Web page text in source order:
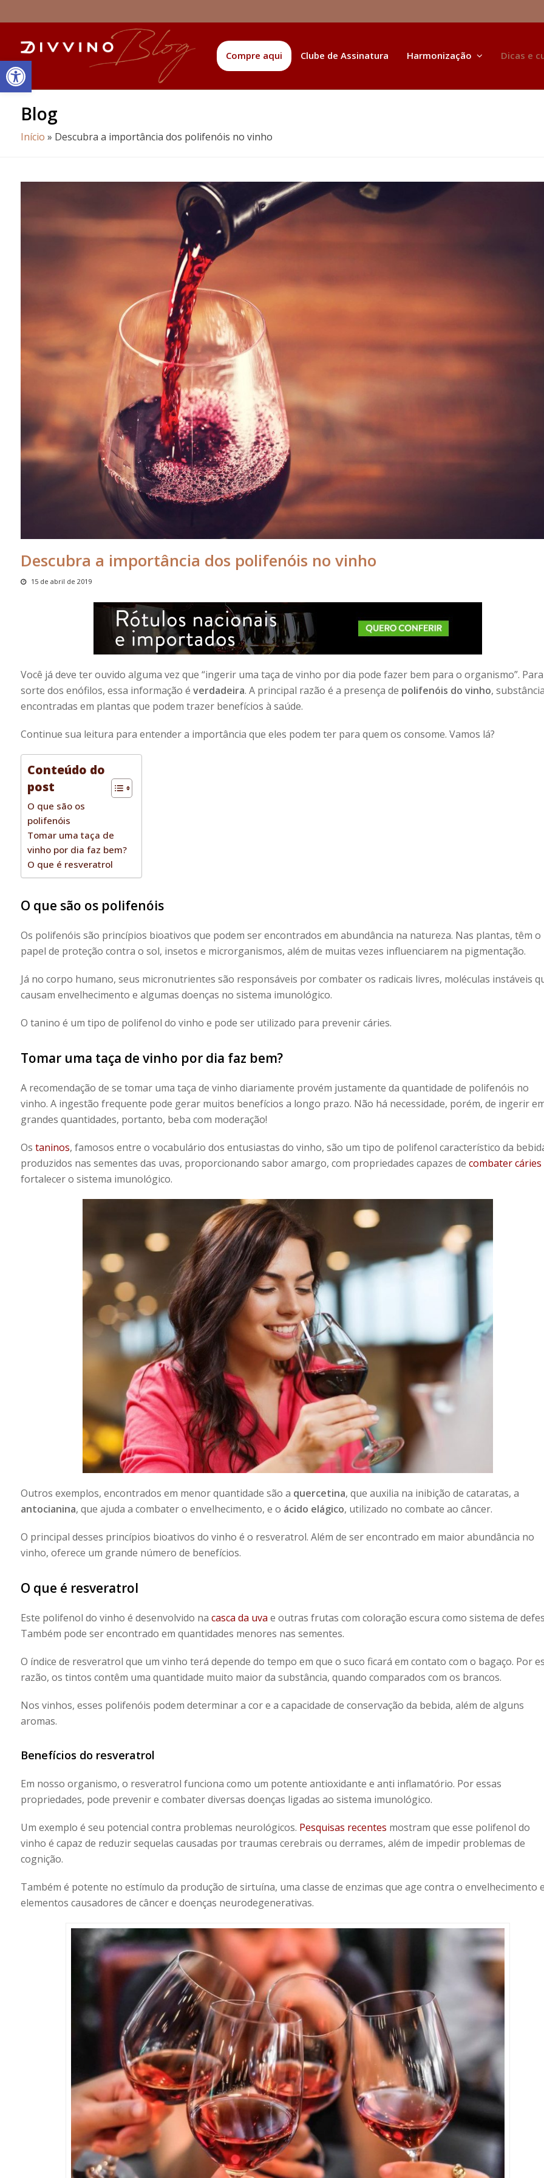
Barra de Ferramentas Aberta Compre aqui Clube de Assinatura Harmonização Dicas e
Blog
Início » Descubra a importância dos polifenóis no vinho
Descubra a importância dos polifenóis no vinho
15 de abril de 2019
Você já deve ter ouvido alguma vez que “ingerir uma taça de vinho por dia pode fazer bem para o organismo”.
sorte dos enófilos, essa informação é verdadeira. A principal razão é a presença de polifenóis do vinho,
encontradas em plantas que podem trazer benefícios à saúde.
Continue sua leitura para entender a importância que eles podem ter para quem os consome. Vamos lá?
Conteúdo do
post
O que são os
polifenóis
Tomar uma taça de
vinho por dia faz bem?
O que é resveratrol
O que são os polifenóis
Os polifenóis são princípios bioativos que podem ser encontrados em abundância na natureza. Nas plantas, têm o
papel de proteção contra o sol, insetos e microrganismos, além de muitas vezes influenciarem na pigmentação.
Já no corpo humano, seus micronutrientes são responsáveis por combater os radicais livres, moléculas instáveis
causam envelhecimento e algumas doenças no sistema imunológico.
O tanino é um tipo de polifenol do vinho e pode ser utilizado para prevenir cáries.
Tomar uma taça de vinho por dia faz bem?
A recomendação de se tomar uma taça de vinho diariamente provém justamente da quantidade de polifenóis no
vinho. A ingestão frequente pode gerar muitos benefícios a longo prazo. Não há necessidade, porém, de ingerir
grandes quantidades, portanto, beba com moderação!
Os taninos, famosos entre o vocabulário dos entusiastas do vinho, são um tipo de polifenol característico da
produzidos nas sementes das uvas, proporcionando sabor amargo, com propriedades capazes de combater cáries
fortalecer o sistema imunológico.
Outros exemplos, encontrados em menor quantidade são a quercetina, que auxilia na inibição de cataratas, a
antocianina, que ajuda a combater o envelhecimento, e o ácido elágico, utilizado no combate ao câncer.
O principal desses princípios bioativos do vinho é o resveratrol. Além de ser encontrado em maior abundância no
vinho, oferece um grande número de benefícios.
O que é resveratrol
Este polifenol do vinho é desenvolvido na casca da uva e outras frutas com coloração escura como sistema de
Também pode ser encontrado em quantidades menores nas sementes.
O índice de resveratrol que um vinho terá depende do tempo em que o suco ficará em contato com o bagaço. Por
razão, os tintos contêm uma quantidade muito maior da substância, quando comparados com os brancos.
Nos vinhos, esses polifenóis podem determinar a cor e a capacidade de conservação da bebida, além de alguns
aromas.
Benefícios do resveratrol
Em nosso organismo, o resveratrol funciona como um potente antioxidante e anti inflamatório. Por essas
propriedades, pode prevenir e combater diversas doenças ligadas ao sistema imunológico.
Um exemplo é seu potencial contra problemas neurológicos. Pesquisas recentes mostram que esse polifenol do
vinho é capaz de reduzir sequelas causadas por traumas cerebrais ou derrames, além de impedir problemas de
cognição.
Também é potente no estímulo da produção de sirtuína, uma classe de enzimas que age contra o envelhecimento
elementos causadores de câncer e doenças neurodegenerativas.